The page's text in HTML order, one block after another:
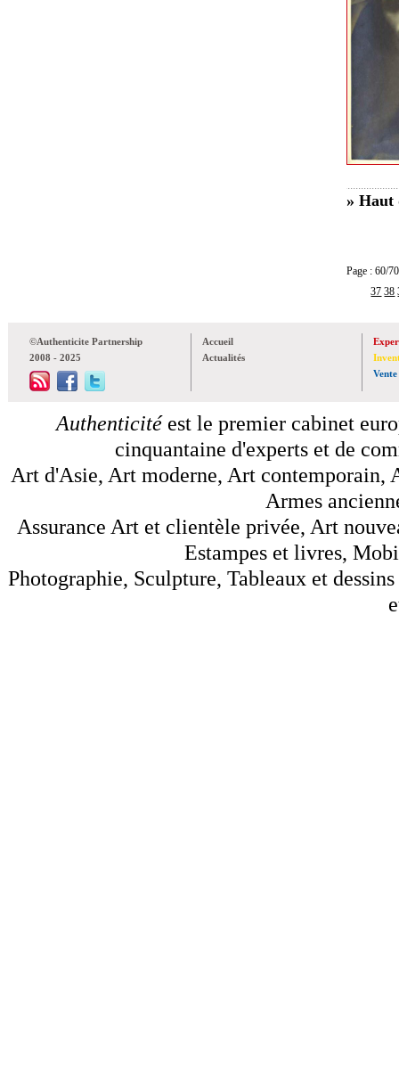
» Haut
Page :
37 38
©Authenticite Partnership
2008 - 2025
Accueil
Actualités
Vente
Authenticitéest le premier cabinet
cinquantaine d'experts et de
Art d'Asie, Art moderne, Art contemporain,
Armes
Assurance Art et clientèle privée, Art
Estampes et livres,
Photographie, Sculpture, Tableaux et